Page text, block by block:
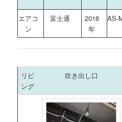
エアコ
ン
富士通
2018
年
AS-
リビ
ング
吹き出し口